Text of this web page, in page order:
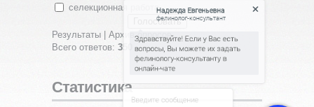
селекционная работа
Результаты
Архив опросов
Всего ответов: 350
Статистика
фелинолог-консультант
Здравствуйте! Если у Вас есть
вопросы, Вы можете их задать
фелинологу-консультанту в